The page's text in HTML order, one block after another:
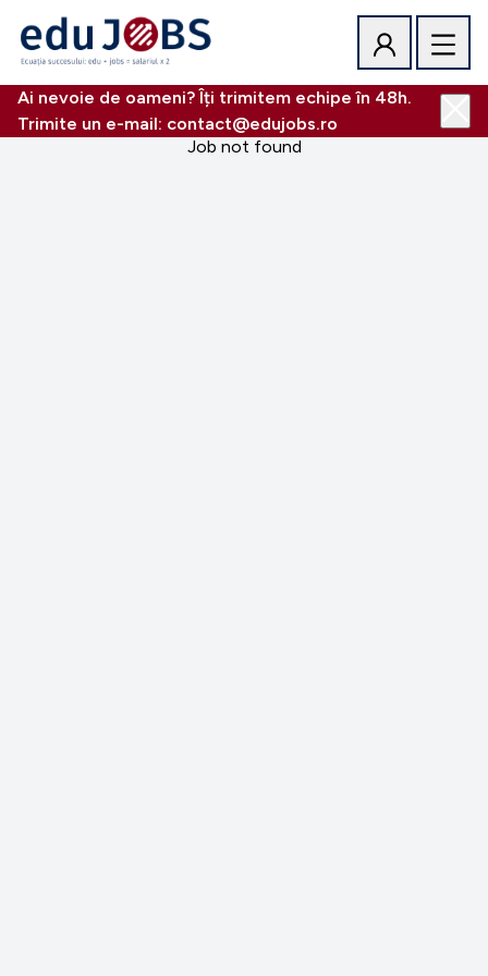
Ai nevoie de oameni? Îți trimitem echipe în 48h.
Trimite un e-mail: contact@edujobs.ro
Job not found